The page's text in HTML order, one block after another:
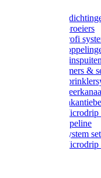
Gardena
Gardena sproeiers
Gardena Profi
Gardena
Gardena tuinspuiten
Gardena timers &
Gardena
Gardena
Gardena
Gardena
Gardena Pipeline
Gardena System
Gardena Microdrip